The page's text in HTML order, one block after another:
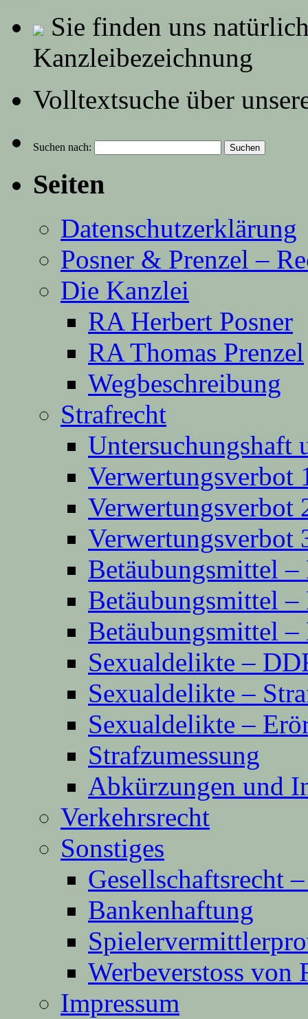
Sie finden uns
Kanzleibezeichnung
Volltextsuche über
Suchen nach:
Seiten
Datenschutzerklärung
Posner & Prenzel –
Die Kanzlei
RA Herbert Posner
RA Thomas Prenzel
Wegbeschreibung
Strafrecht
Untersuchungshaft
Verwertungsverbot
Verwertungsverbot
Verwertungsverbot
Betäubungsmittel
Betäubungsmittel
Betäubungsmittel
Sexualdelikte –
Sexualdelikte –
Sexualdelikte –
Strafzumessung
Abkürzungen und
Verkehrsrecht
Sonstiges
Gesellschaftsrecht
Bankenhaftung
Werbeverstoss von
Impressum